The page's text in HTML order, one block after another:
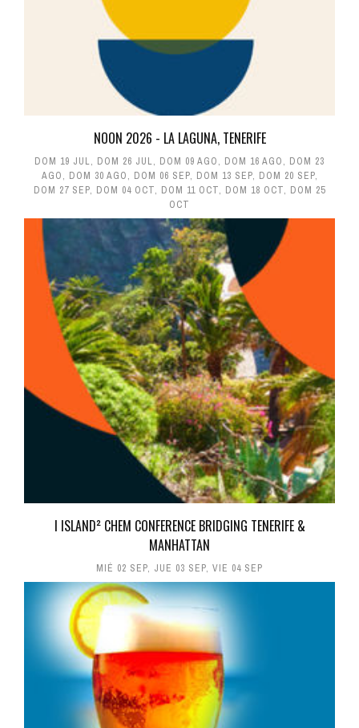
NOON 2026 - LA LAGUNA, TENERIFE
DOM 19 JUL, DOM 26 JUL, DOM 09 AGO, DOM 16 AGO, DOM 23
AGO, DOM 30 AGO, DOM 06 SEP, DOM 13 SEP, DOM 20 SEP,
DOM 27 SEP, DOM 04 OCT, DOM 11 OCT, DOM 18 OCT, DOM 25
OCT
I ISLAND² CHEM CONFERENCE BRIDGING TENERIFE &
MANHATTAN
MIÉ 02 SEP, JUE 03 SEP, VIE 04 SEP